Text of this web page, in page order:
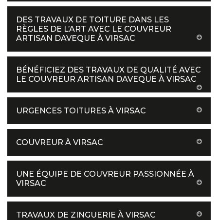
DES TRAVAUX DE TOITURE DANS LES
RÈGLES DE L’ART AVEC LE COUVREUR
ARTISAN DAVEQUE À VIRSAC
BÉNÉFICIEZ DES TRAVAUX DE QUALITÉ AVEC
LE COUVREUR ARTISAN DAVEQUE À VIRSAC
URGENCES TOITURES À VIRSAC
COUVREUR À VIRSAC
UNE ÉQUIPE DE COUVREUR PASSIONNÉE À
VIRSAC
TRAVAUX DE ZINGUERIE À VIRSAC